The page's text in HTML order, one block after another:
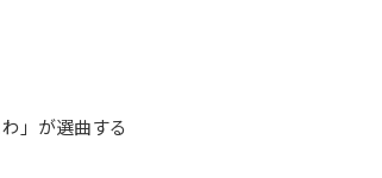
」が選曲する